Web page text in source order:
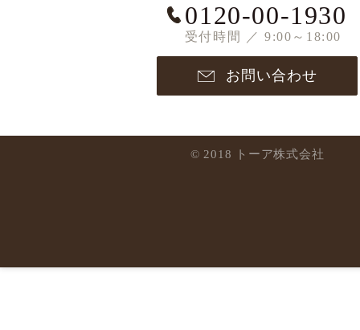
0120-00-1930
受付時間 ／ 9:00～18:00
お問い合わせ
© 2018 トーア株式会社